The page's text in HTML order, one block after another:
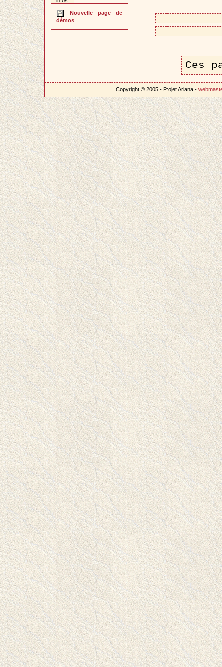
Nouvelle page de
démos
Ces
Copyright © 2005 - Projet Ariana -